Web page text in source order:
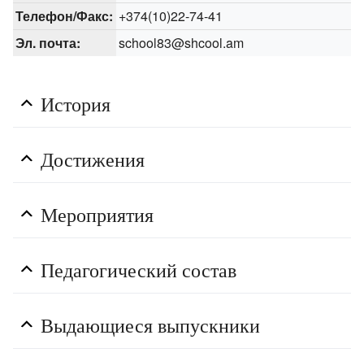
Телефон/Факс: +374(10)22-74-41
Эл. почта:
school83@shcool.am
История
Достижения
Мероприятия
Педагогический состав
Выдающиеся выпускники